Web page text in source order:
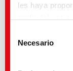
les haya
nuestro sitio
utilizados,
transfieran a
Necesario
Tu selección